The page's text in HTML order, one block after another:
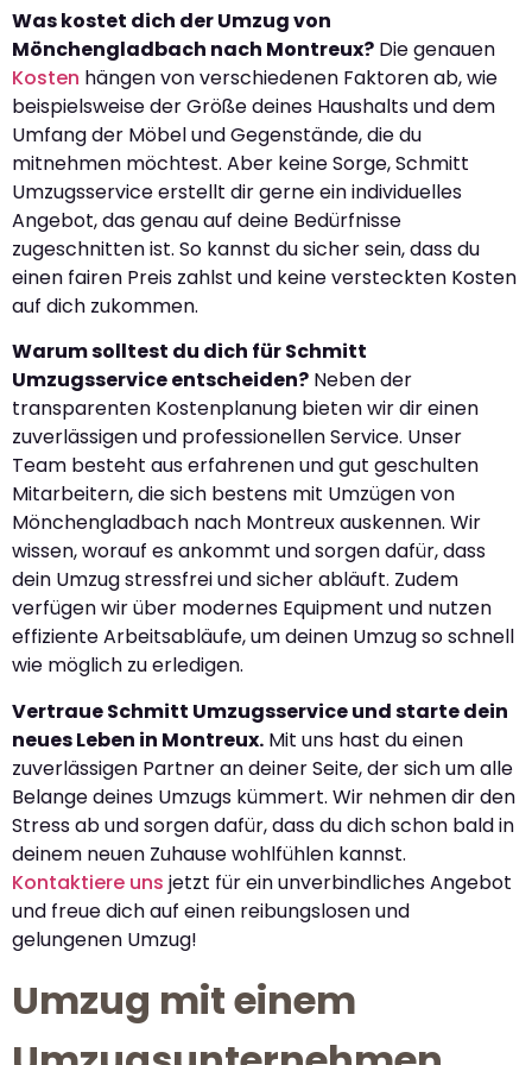
Was kostet dich der Umzug von
Mönchengladbach nach Montreux? Die genauen
Kosten hängen von verschiedenen Faktoren ab, wie
beispielsweise der Größe deines Haushalts und dem
Umfang der Möbel und Gegenstände, die du
mitnehmen möchtest. Aber keine Sorge, Schmitt
Umzugsservice erstellt dir gerne ein individuelles
Angebot, das genau auf deine Bedürfnisse
zugeschnitten ist. So kannst du sicher sein, dass du
einen fairen Preis zahlst und keine versteckten Kosten
auf dich zukommen.
Warum solltest du dich für Schmitt
Umzugsservice entscheiden? Neben der
transparenten Kostenplanung bieten wir dir einen
zuverlässigen und professionellen Service. Unser
Team besteht aus erfahrenen und gut geschulten
Mitarbeitern, die sich bestens mit Umzügen von
Mönchengladbach nach Montreux auskennen. Wir
wissen, worauf es ankommt und sorgen dafür, dass
dein Umzug stressfrei und sicher abläuft. Zudem
verfügen wir über modernes Equipment und nutzen
effiziente Arbeitsabläufe, um deinen Umzug so schnell
wie möglich zu erledigen.
Vertraue Schmitt Umzugsservice und starte dein
neues Leben in Montreux. Mit uns hast du einen
zuverlässigen Partner an deiner Seite, der sich um alle
Belange deines Umzugs kümmert. Wir nehmen dir den
Stress ab und sorgen dafür, dass du dich schon bald in
deinem neuen Zuhause wohlfühlen kannst.
Kontaktiere uns jetzt für ein unverbindliches Angebot
und freue dich auf einen reibungslosen und
gelungenen Umzug!
Umzug mit einem